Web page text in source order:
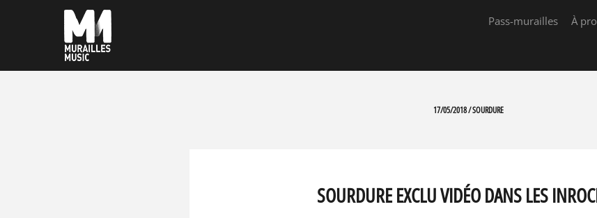
Pass-murailles À
17/05/2018 / SOURDURE
SOURDURE EXCLU VIDÉO DANS LES